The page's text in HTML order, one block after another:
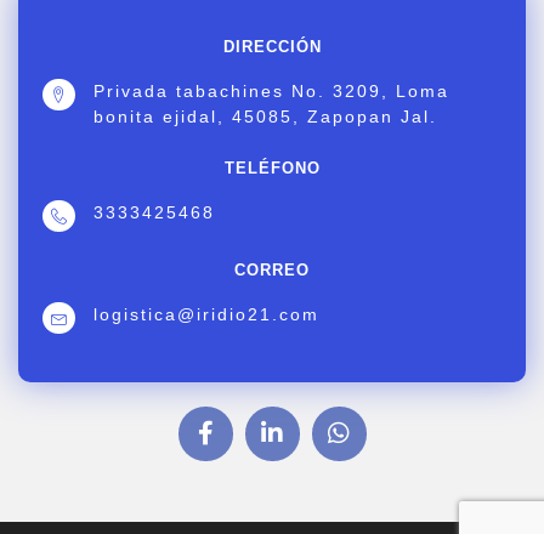
DIRECCIÓN
Privada tabachines No. 3209, Loma
bonita ejidal, 45085, Zapopan Jal.
TELÉFONO
3333425468
CORREO
logistica@iridio21.com